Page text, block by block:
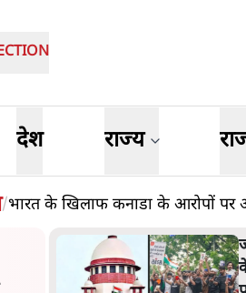
देश राज्य
/भारत के खिलाफ कनाडा के आरोपों पर